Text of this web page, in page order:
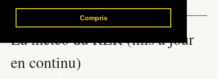
Compris
Contact
La météo du RER (mis à jour
en continu)